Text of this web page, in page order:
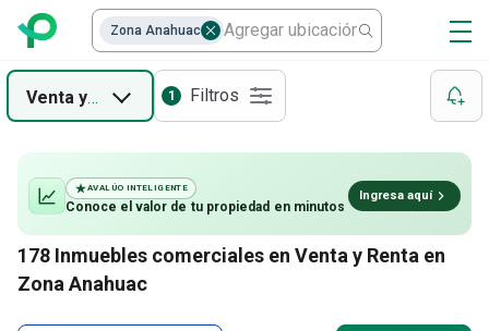
Venta yRenta 1 Filtros
178 Inmuebles comerciales en Venta y Renta en
Zona Anahuac
AVALÚO INTELIGENTE
Conoce el valor de tu propiedad en minutos
Ingresa aquí
Zona Anahuac